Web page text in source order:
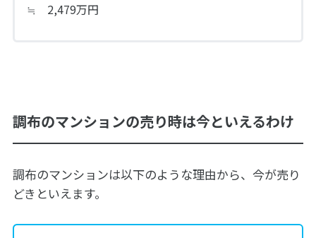
≒ 2,479万円
調布のマンションの売り時は今といえるわけ
調布のマンションは以下のような理由から、今が売り
どきといえます。